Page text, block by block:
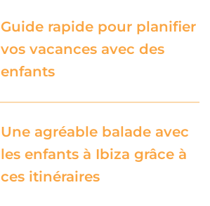
Guide rapide pour planifier
vos vacances avec des
enfants
Une agréable balade avec
les enfants à Ibiza grâce à
ces itinéraires